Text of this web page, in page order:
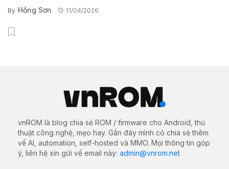
By Hồng Sơn 11/04/2026
vnROM là blog chia sẻ ROM / firmware cho Android, thủ
thuật công nghệ, mẹo hay. Gần đây mình có chia sẻ thêm
về AI, automation, self-hosted và MMO. Mọi thông tin góp
ý, liên hệ xin gửi về email này: admin@vnrom.net